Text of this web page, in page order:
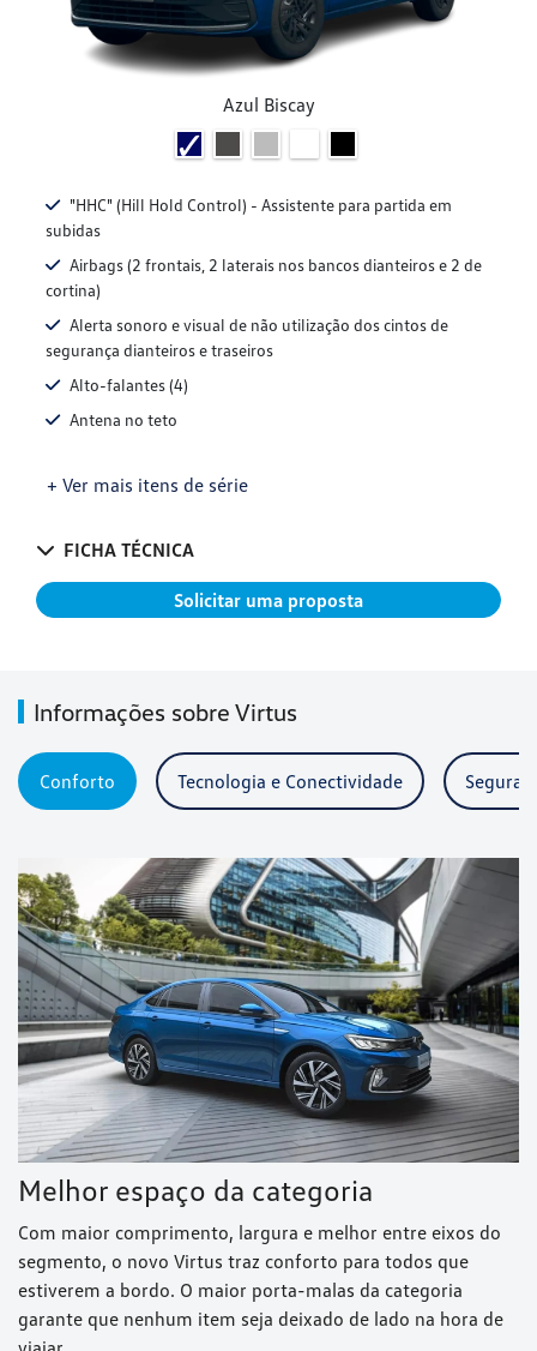
Azul Biscay
"HHC" (Hill Hold Control) - Assistente para partida em
subidas
Airbags (2 frontais, 2 laterais nos bancos dianteiros e 2 de
cortina)
Alerta sonoro e visual de não utilização dos cintos de
segurança dianteiros e traseiros
Alto-falantes (4)
Antena no teto
+ Ver mais itens de série
FICHA TÉCNICA
Solicitar uma proposta
Informações sobre Virtus
Conforto Tecnologia e Conectividade
Melhor espaço da categoria
Com maior comprimento, largura e melhor entre eixos do
segmento, o novo Virtus traz conforto para todos que
estiverem a bordo. O maior porta-malas da categoria
garante que nenhum item seja deixado de lado na hora de